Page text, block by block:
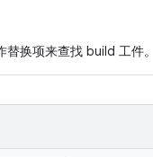
替换项来查找 build 工件。